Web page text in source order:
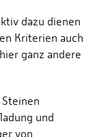
dazu dienen
Kriterien auch
ganz andere
und
von